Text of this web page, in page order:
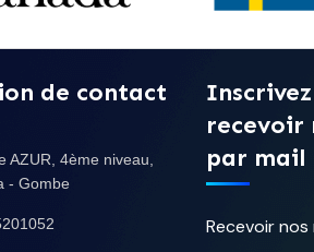
de contact
AZUR, 4ème niveau,
- Gombe
recevoir
par mail
Recevoir nos